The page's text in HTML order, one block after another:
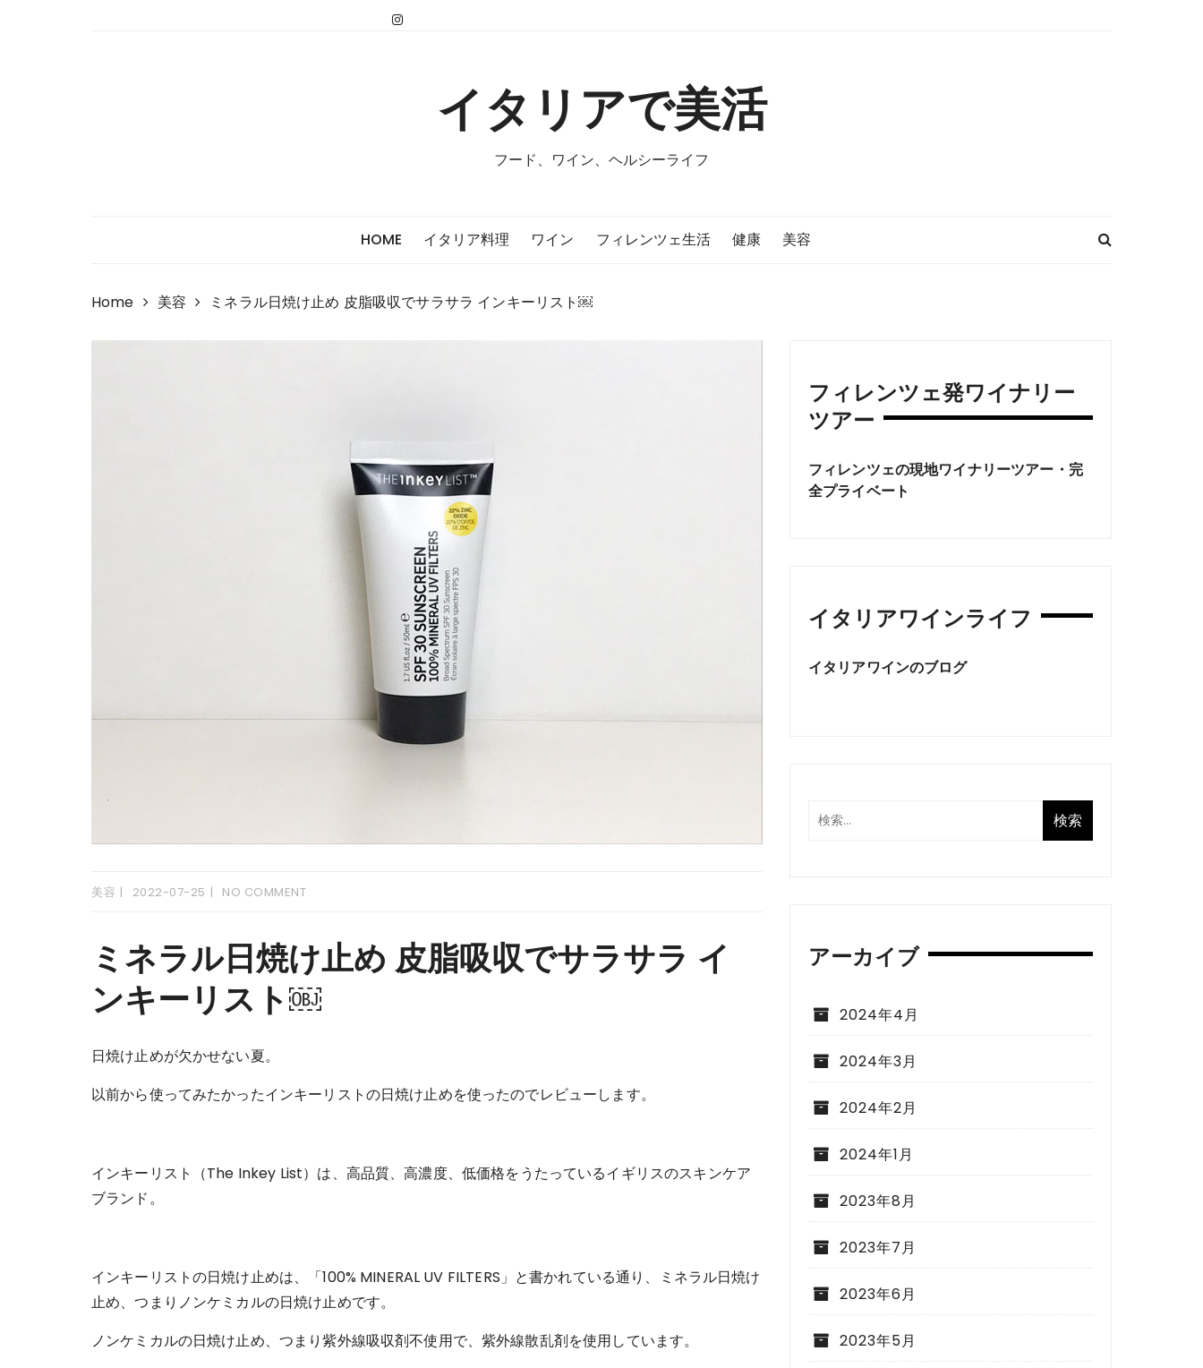
イタリアで美活
フード、ワイン、ヘルシーライフ
HOME イタリア料理 ワイン フィレンツェ生活 健康 美容
Home 美容 ミネラル日焼け止め 皮脂吸収でサラサラ インキーリスト￼
美容 2022-07-25 NO COMMENT
ミネラル日焼け止め 皮脂吸収でサラサラ イ
ンキーリスト￼
日焼け止めが欠かせない夏。
以前から使ってみたかったインキーリストの日焼け止めを使ったのでレビューします。
インキーリスト（The Inkey List）は、高品質、高濃度、低価格をうたっているイギリスのスキンケア
ブランド。
インキーリストの日焼け止めは、「100% MINERAL UV FILTERS」と書かれている通り、ミネラル日焼け
止め、つまりノンケミカルの日焼け止めです。
ノンケミカルの日焼け止め、つまり紫外線吸収剤不使用で、紫外線散乱剤を使用しています。
フィレンツェ発ワイナリー
ツアー
フィレンツェの現地ワイナリーツアー・完
全プライベート
イタリアワインライフ
イタリアワインのブログ
アーカイブ
2024年4月
2024年3月
2024年2月
2024年1月
2023年8月
2023年7月
2023年6月
2023年5月